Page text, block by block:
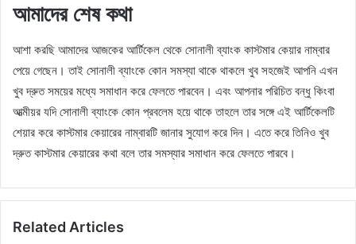
আমাদের শেষ কথা
আশা করছি আমাদের আজকের আর্টিকেল থেকে সোনালী ব্যাংক কাস্টমার কেয়ার নাম্বার
পেয়ে গেছেন। তাই সোনালী ব্যাংকে কোন সমস্যা থাকে থাকলে খুব সহজেই আপনি এখন
খুব দ্রুত সময়ের মধ্যে সমাধান করে ফেলতে পারবেন। এবং আপনার পরিচিত বন্ধু কিংবা
আত্মীয়র যদি সোনালী ব্যাংকে কোন প্রবলেম হয়ে থাকে তাহলে তার সঙ্গে এই আর্টিকেলটি
শেয়ার করে কাস্টমার কেয়ারের নাম্বারটি জানার সুযোগ করে দিন। এতে করে তিনিও খুব
দ্রুত কাস্টমার কেয়ারের কথা বলে তার সমস্যার সমাধান করে ফেলতে পারবে।
Related Articles